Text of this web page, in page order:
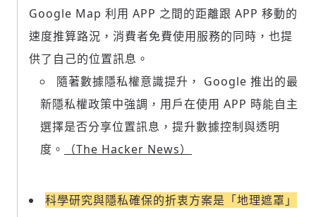
Google Map 利用 APP 之間的距離跟 APP 移動的
速度推算路況，消費者免費使用服務的同時，也提
供了自己的位置訊息。
隨著數據隱私權意識提升， Google 推出的最
新隱私權政策中強調，用戶在使用 APP 時能自主
選擇是否分享位置訊息，提升數據控制與透明
度。
（The Hacker News）
科學研究與隱私確保的折衷方案是「地理遮罩」